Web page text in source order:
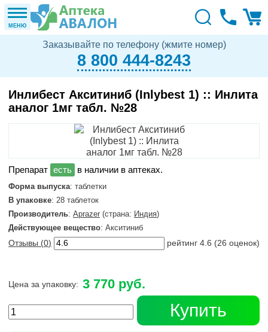
МЕНЮ
Заказывайте по телефону (жмите номер)
8 800 444-8243
Инлибест Акситиниб (Inlybest 1) :: Инлита
аналог 1мг табл. №28
в наличии в аптеках.
Форма выпуска: таблетки
В упаковке: 28 таблеток
Производитель: Aprazer (страна: Индия)
Действующее вещество: Акситиниб
Отзывы (0) рейтинг 4.6 (26 оценок)
Цена за упаковку: 3 770 руб.
Купить